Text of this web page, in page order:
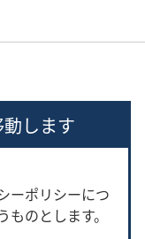
します
ーポリシーにつ
のとします。